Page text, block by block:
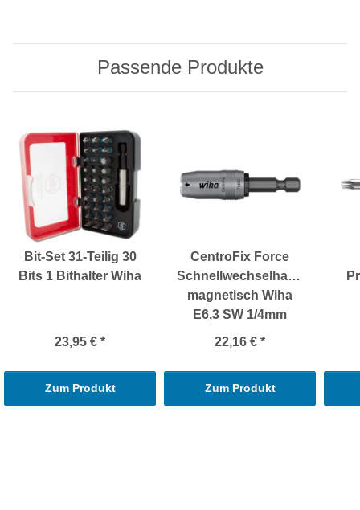
Passende Produkte
Bit-Set 31-Teilig 30
Bits 1 Bithalter Wiha
23,95 € *
Zum Produkt
CentroFix Force
Schnellwechselhalter
magnetisch Wiha
E6,3 SW 1/4mm
22,16 € *
Zum Produkt